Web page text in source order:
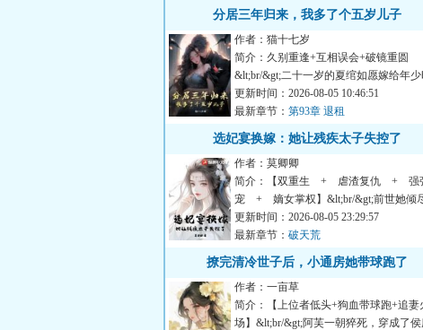
分居三年归来，我多了个五岁儿子
作者：猫十七岁
简介：久别重逢+互相误会+破镜重圆
&lt;br/&gt;二十一岁的夏绾如愿嫁给年
欢的男人，结婚三年后，她...
更新时间：2026-08-05 10:46:51
最新章节： 第93章 退租
选妃宴换嫁：她让残疾太子失控了
作者：莫卿卿
简介：【双重生 + 虐渣复仇 + 强
宠 + 嫡女掌权】&lt;br/&gt;前世她倾
府兵权、万贯家财助三...
更新时间：2026-08-05 23:29:57
最新章节： 破天荒
撩完清冷世子后，小通房她带球跑了
作者：一亩草
简介：【上位者低头+狗血带球跑+追妻
场】&lt;br/&gt;阿芙一朝猝死，穿成了